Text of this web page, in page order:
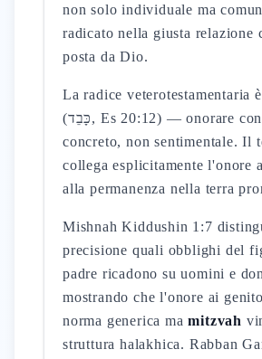
non solo individuale ma
radicato nella giusta relazione
posta da Dio.
La radice veterotestamentaria è
(כָּבֵד, Es 20:12) — onorare con peso
concreto, non sentimentale. Il
collega esplicitamente l'onore
alla permanenza nella terra
Mishnah Kiddushin 1:7
precisione quali obblighi del
padre ricadono su uomini e
mostrando che l'onore ai
norma generica mamitzvah
struttura halakhica. Rabban